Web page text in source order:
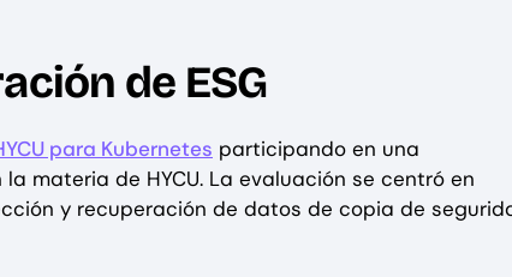
de ESG
para Kubernetes participando en una
materia de HYCU. La evaluación se centró en
y recuperación de datos de copia de